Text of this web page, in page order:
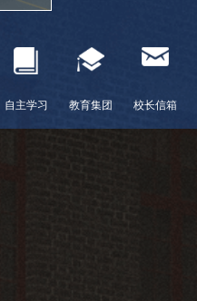
自主学习 教育集团 校长信箱